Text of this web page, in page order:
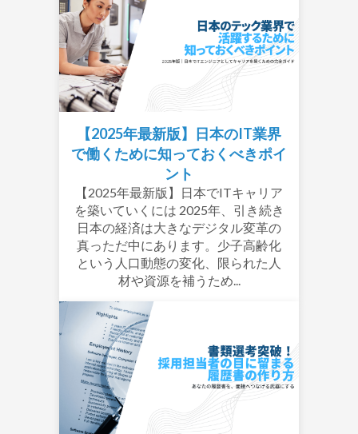
【2025年最新版】日本のIT業界
で働くために知っておくべきポイ
ント
【2025年最新版】日本でITキャリア
を築いていくには 2025年、引き続き
日本の経済は大きなデジタル変革の
真っただ中にあります。少子高齢化
という人口動態の変化、限られた人
材や資源を補うため...